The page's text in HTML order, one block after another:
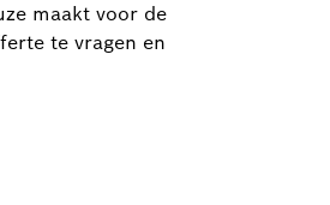
maakt voor de
te vragen en